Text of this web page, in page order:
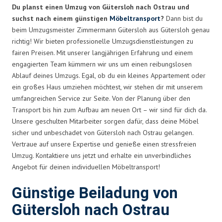
Du planst einen Umzug von Gütersloh nach Ostrau und
suchst nach einem günstigen Möbeltransport? Dann bist du
beim Umzugsmeister Zimmermann Gütersloh aus Gütersloh genau
richtig! Wir bieten professionelle Umzugsdienstleistungen zu
fairen Preisen. Mit unserer langjährigen Erfahrung und einem
engagierten Team kümmern wir uns um einen reibungslosen
Ablauf deines Umzugs. Egal, ob du ein kleines Appartement oder
ein großes Haus umziehen möchtest, wir stehen dir mit unserem
umfangreichen Service zur Seite. Von der Planung über den
Transport bis hin zum Aufbau am neuen Ort – wir sind für dich da.
Unsere geschulten Mitarbeiter sorgen dafür, dass deine Möbel
sicher und unbeschadet von Gütersloh nach Ostrau gelangen.
Vertraue auf unsere Expertise und genieße einen stressfreien
Umzug. Kontaktiere uns jetzt und erhalte ein unverbindliches
Angebot für deinen individuellen Möbeltransport!
Günstige Beiladung von
Gütersloh nach Ostrau